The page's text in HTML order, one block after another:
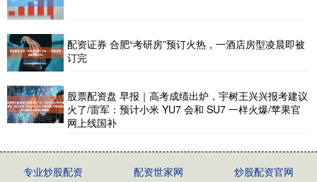
配资证券 合肥“考研房”预订火热，一酒店房型凌晨即被
订完
股票配资盘 早报｜高考成绩出炉，宇树王兴兴报考建议
火了/雷军：预计小米 YU7 会和 SU7 一样火爆/苹果官
网上线国补
专业炒股配资 配资世家网 炒股配资官网